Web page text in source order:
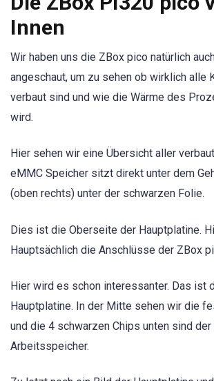
Innen
Wir haben uns die ZBox pico natürlich
angeschaut, um zu sehen ob wirklich alle
verbaut sind und wie die Wärme des
wird.
Hier sehen wir eine Übersicht aller
eMMC Speicher sitzt direkt unter dem
(oben rechts) unter der schwarzen Folie.
Dies ist die Oberseite der Hauptplatine.
Hauptsächlich die Anschlüsse der ZBox
Hier wird es schon interessanter. Das ist
Hauptplatine. In der Mitte sehen wir die
und die 4 schwarzen Chips unten sind
Arbeitsspeicher.